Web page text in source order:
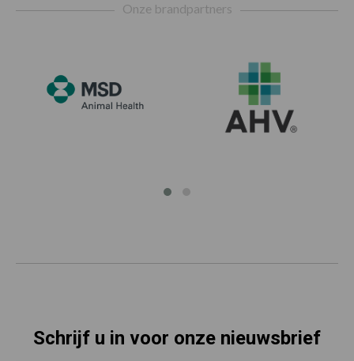
Onze brandpartners
Schrijf u in voor onze nieuwsbrief